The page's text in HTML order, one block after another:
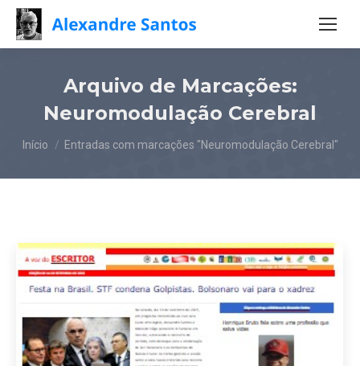
Arquivo de Marcações:
Neuromodulação Cerebral
Você está aqui:
Início Entradas com marcações "Neuromodulação Cerebral"